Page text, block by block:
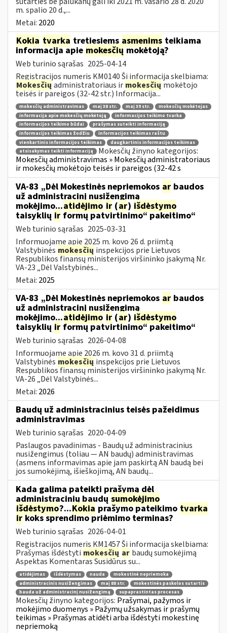
m. spalio 20 d.,...
Metai: 2020
Kokia tvarka tretiesiems asmenims teikiama
informacija apie mokesčiųmokėtoją?
Web turinio sąrašas 2025-04-14
Registracijos numeris KM0140 Ši informacija skelbiama:
Mokesčių administratoriaus ir mokesčių mokėtojo
teisės ir pareigos (32-42 str.) Informacija...
mokesčių administravimas maį 38 str. maį 39 str.
mokesčių mokėtojas
informacija apie mokesčių mokėtoją
informacijos teikimo tvarka
informacijos teikimo būdai
prašymas suteikti informaciją
informacijos teikimas žodžiu
informacijos teikimas raštu
vienkartinis informacijos teikimas
daugkartinis informacijos teikimas
atsisakymas teikti informaciją
Mokesčių žinyno kategorijos:
Mokesčių administravimas » Mokesčių administratoriaus
ir mokesčių mokėtojo teisės ir pareigos (32-42 s
VA-83 „Dėl Mokestinės nepriemokos ar baudos
už administracinį nusižengimą
mokėjimo...atidėjimo ir (ar) išdėstymo
taisyklių ir formų patvirtinimo“ pakeitimo“
Web turinio sąrašas 2025-03-31
Informuojame apie 2025 m. kovo 26 d. priimtą
Valstybinės mokesčių inspekcijos prie Lietuvos
Respublikos finansų ministerijos viršininko įsakymą Nr.
VA-23 „Dėl Valstybinės...
Metai: 2025
VA-83 „Dėl Mokestinės nepriemokos ar baudos
už administracinį nusižengimą
mokėjimo...atidėjimo ir (ar) išdėstymo
taisyklių ir formų patvirtinimo“ pakeitimo“
Web turinio sąrašas 2026-04-08
Informuojame apie 2026 m. kovo 31 d. priimtą
Valstybinės mokesčių inspekcijos prie Lietuvos
Respublikos finansų ministerijos viršininko įsakymą Nr.
VA-26 „Dėl Valstybinės...
Metai: 2026
Baudų už administracinius teisės pažeidimus
administravimas
Web turinio sąrašas 2020-04-09
Paslaugos pavadinimas - Baudų už administracinius
nusižengimus (toliau — AN baudų) administravimas
(asmens informavimas apie jam paskirtą AN baudą bei
jos sumokėjimą, išieškojimą, AN baudų...
Kada galima pateikti prašymą dėl
administracinių baudų sumokėjimo
išdėstymo?...Kokia prašymo pateikimo tvarka
irkoks sprendimo priėmimo terminas?
Web turinio sąrašas 2026-04-01
Registracijos numeris KM1457 Ši informacija skelbiama:
Prašymas išdėstyti mokesčių ar baudų sumokėjimą
Aspektas Komentaras Susidūrus su...
atidėjimas išdėstymas nauda
mokestinė nepriemoka
administracinis nusižengimas
maį 88 str.
mokestinės paskolos sutartis
bauda už administracinį nusižengimą
supaprastintas procesas
Mokesčių žinyno kategorijos: Prašymai, pažymos ir
mokėjimo duomenys » Pažymų užsakymas ir prašymų
teikimas » Prašymas atidėti arba išdėstyti mokestinę
nepriemoką